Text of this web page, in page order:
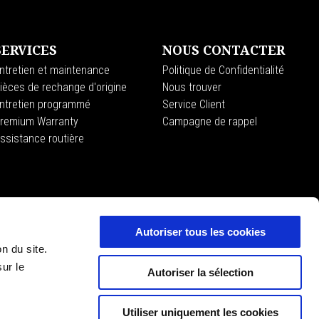
du site.
le
Autoriser tous les cookies
Autoriser la sélection
Utiliser uniquement les cookies
et maintenance
de rechange d'origine
programmé
Warranty
routière
NOUS CONTACTER
Politique de Confidentialité
Nous trouver
Service Client
Campagne de rappel